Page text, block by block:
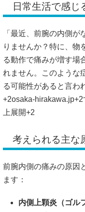
日常生活で感じ
「最近、前腕の内側
りませんか？ 特に、物
る動作で痛みが増す場
れません。
このような
る可能性があると言わ
+2osaka-hirakawa.jp+2
上展開+2
考えられる主な
前腕内側の痛みの原因
ます：
内側上顆炎（ゴル